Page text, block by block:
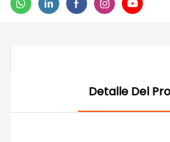
Detalle Del